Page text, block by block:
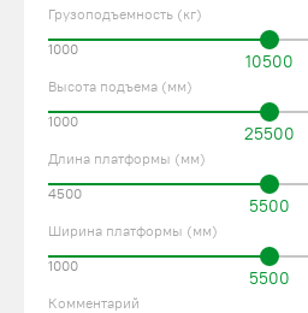
Грузоподъемность (кг)
10500
1000
Высота подъема (мм)
25500
1000
Длина платформы (мм)
5500
4500
Ширина платформы (мм)
5500
1000
Комментарий